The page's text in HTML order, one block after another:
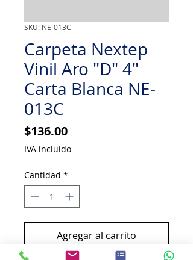
SKU: NE-013C
Carpeta Nextep
Vinil Aro "D" 4"
Carta Blanca NE-
013C
$136.00Precio
IVA incluido
Cantidad *
Agregar al carrito